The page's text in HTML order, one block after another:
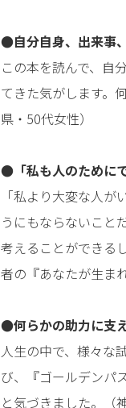
●自分自身、出来事
この本を読んで、自
てきた気がします。
県・50代女性）
●「私も人のために
「私より大変な人
うにもならないこと
考えることができる
者の『あなたが生ま
●何らかの助力に支
人生の中で、様々な
び、『ゴールデンパ
と気づきました。（